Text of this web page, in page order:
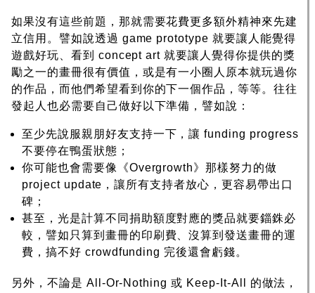
如果沒有這些前題，那就需要花費更多額外精神來先建
立信用。譬如說透過 game prototype 就要讓人能覺得
遊戲好玩、看到 concept art 就要讓人覺得你提供的獎
勵之一的畫冊很有價值，或是有一小圈人原本就玩過你
的作品，而他們希望看到你的下一個作品，等等。往往
發起人也必需要自己做好以下準備，譬如說：
至少先說服親朋好友支持一下，讓 funding progress
不要停在鴨蛋狀態；
你可能也會需要像《Overgrowth》那樣努力的做
project update，讓所有支持者放心，更容易帶出口
碑；
甚至，光是計算不同捐助額度對應的獎品就要錙銖必
較，譬如只算到畫冊的印刷費、沒算到發送畫冊的運
費，搞不好 crowdfunding 完後還會虧錢。
另外，不論是 All-Or-Nothing 或 Keep-It-All 的做法，